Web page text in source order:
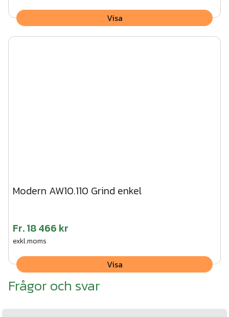
Visa
Modern AW10.110 Grind enkel
Fr.18 466 kr
exkl.moms
Visa
Frågor och svar